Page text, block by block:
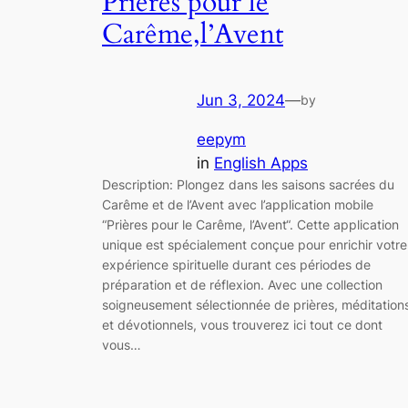
Carême,l’Avent
Jun 3, 2024—by
eepym
in English Apps
Description: Plongez dans les saisons sacrées du
Carême et de l’Avent avec l’application mobile
“Prières pour le Carême, l’Avent“. Cette application
unique est spécialement conçue pour enrichir votre
expérience spirituelle durant ces périodes de
préparation et de réflexion. Avec une collection
soigneusement sélectionnée de prières,
et dévotionnels, vous trouverez ici tout ce dont
vous…